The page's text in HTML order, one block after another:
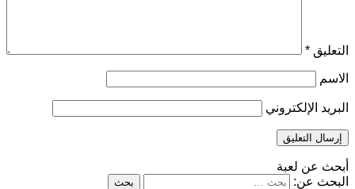
التعليق *
الاسم
البريد الإلكتروني
أبحث عن لعبة
البحث عن: